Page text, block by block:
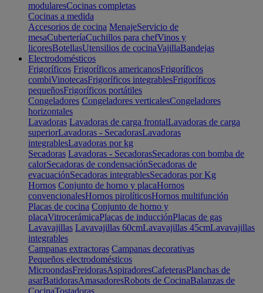
modularesCocinas completas
Cocinas a medida
Accesorios de cocina MenajeServicio de
mesaCuberteríaCuchillos para chefVinos y
licoresBotellasUtensilios de cocinaVajillaBandejas
Electrodomésticos
Frigoríficos Frigoríficos americanosFrigoríficos
combiVinotecasFrigoríficos integrablesFrigoríficos
pequeñosFrigoríficos portátiles
Congeladores Congeladores verticalesCongeladores
horizontales
Lavadoras Lavadoras de carga frontalLavadoras de carga
superiorLavadoras - SecadorasLavadoras
integrablesLavadoras por kg
Secadoras Lavadoras - SecadorasSecadoras con bomba de
calorSecadoras de condensaciónSecadoras de
evacuaciónSecadoras integrablesSecadoras por Kg
Hornos Conjunto de horno y placaHornos
convencionalesHornos pirolíticosHornos multifunción
Placas de cocina Conjunto de horno y
placaVitrocerámicaPlacas de inducciónPlacas de gas
Lavavajillas Lavavajillas 60cmLavavajillas 45cmLavavajillas
integrables
Campanas extractoras Campanas decorativas
Pequeños electrodomésticos
MicroondasFreidorasAspiradoresCafeterasPlanchas de
asarBatidorasAmasadoresRobots de CocinaBalanzas de
CocinaTostadoras